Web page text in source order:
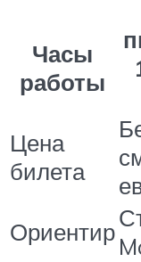
Часы
работы
Цена
билета
Ориентир